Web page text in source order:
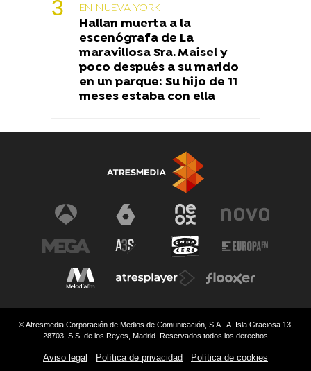
EN NUEVA YORK
Hallan muerta a la
escenógrafa de La
maravillosa Sra. Maisel y
poco después a su marido
en un parque: Su hijo de 11
meses estaba con ella
© Atresmedia Corporación de Medios de Comunicación, S.A - A. Isla Graciosa 13,
28703, S.S. de los Reyes, Madrid. Reservados todos los derechos
Aviso legal Política de privacidad Política de cookies